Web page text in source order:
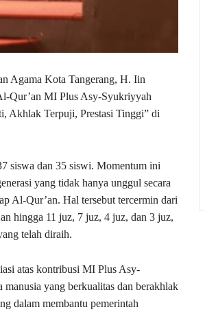
Agama Kota Tangerang, H. Iin
Qur’an MI Plus Asy-Syukriyyah
Akhlak Terpuji, Prestasi Tinggi” di
siswa dan 35 siswi. Momentum ini
yang tidak hanya unggul secara
Al-Qur’an. Hal tersebut tercermin dari
hingga 11 juz, 7 juz, 4 juz, dan 3 juz,
telah diraih.
atas kontribusi MI Plus Asy-
yang berkualitas dan berakhlak
dalam membantu pemerintah